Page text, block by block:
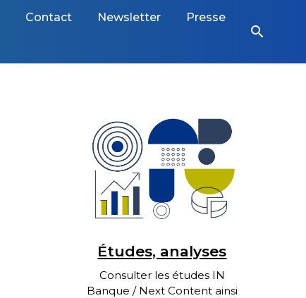
Contact Newsletter Presse
search
Études, analyses
Consulter les études IN
Banque / Next Content ainsi